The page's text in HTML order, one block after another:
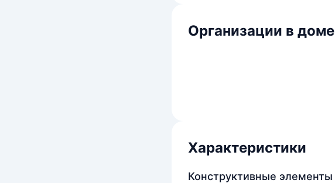
Организации в доме
Характеристики
Конструктивные элементы